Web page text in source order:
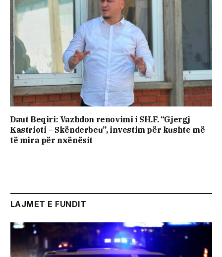
Daut Beqiri: Vazhdon renovimi i SH.F. “Gjergj
Kastrioti – Skënderbeu”, investim për kushte më
të mira për nxënësit
LAJMET E FUNDIT